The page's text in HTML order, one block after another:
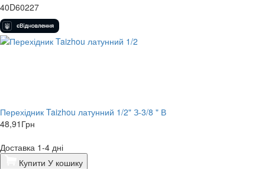
40D60227
Перехідник Taizhou латунний 1/2" З-3/8 " В
48,91 Грн
Доставка 1-4 дні
Купити У кошику